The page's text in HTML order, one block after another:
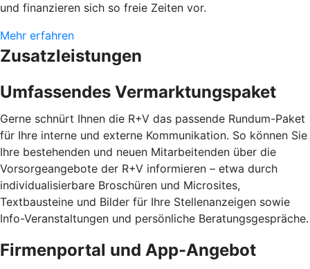
und finanzieren sich so freie Zeiten vor.
Mehr erfahren
Zusatzleistungen
Umfassendes Vermarktungspaket
Gerne schnürt Ihnen die R+V das passende Rundum-Paket
für Ihre interne und externe Kommunikation. So können Sie
Ihre bestehenden und neuen Mitarbeitenden über die
Vorsorgeangebote der R+V informieren – etwa durch
individualisierbare Broschüren und Microsites,
Textbausteine und Bilder für Ihre Stellenanzeigen sowie
Info-Veranstaltungen und persönliche Beratungsgespräche.
Firmenportal und App-Angebot